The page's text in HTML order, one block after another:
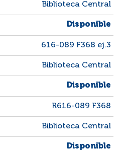
Biblioteca Central
Disponible
616-089 F368 ej.3
Biblioteca Central
Disponible
R616-089 F368
Biblioteca Central
Disponible